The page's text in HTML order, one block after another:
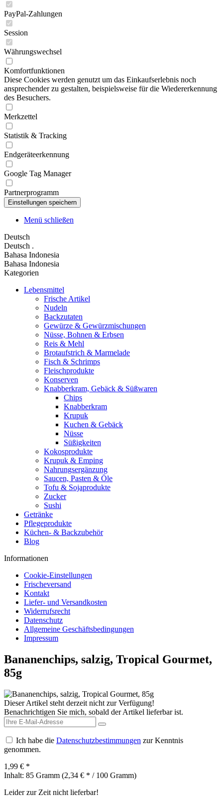
PayPal-Zahlungen
Session
Währungswechsel
Komfortfunktionen
Diese Cookies werden genutzt um das Einkaufserlebnis noch
ansprechender zu gestalten, beispielsweise für die Wiedererkennung
des Besuchers.
Merkzettel
Statistik & Tracking
Endgeräteerkennung
Google Tag Manager
Partnerprogramm
Menü schließen
Deutsch
Deutsch .
Bahasa Indonesia
Bahasa Indonesia
Kategorien
Lebensmittel
Frische Artikel
Nudeln
Backzutaten
Gewürze & Gewürzmischungen
Nüsse, Bohnen & Erbsen
Reis & Mehl
Brotaufstrich & Marmelade
Fisch & Schrimps
Fleischprodukte
Konserven
Knabberkram, Gebäck & Süßwaren
Chips
Knabberkram
Krupuk
Kuchen & Gebäck
Nüsse
Süßigkeiten
Kokosprodukte
Krupuk & Emping
Nahrungsergänzung
Saucen, Pasten & Öle
Tofu & Sojaprodukte
Zucker
Sushi
Getränke
Pflegeprodukte
Küchen- & Backzubehör
Blog
Informationen
Cookie-Einstellungen
Frischeversand
Kontakt
Liefer- und Versandkosten
Widerrufsrecht
Datenschutz
Allgemeine Geschäftsbedingungen
Impressum
Bananenchips, salzig, Tropical Gourmet,
85g
Dieser Artikel steht derzeit nicht zur Verfügung!
Benachrichtigen Sie mich, sobald der Artikel lieferbar ist.
Ich habe die Datenschutzbestimmungen zur Kenntnis
genommen.
1,99 € *
Inhalt: 85 Gramm (2,34 € * / 100 Gramm)
Leider zur Zeit nicht lieferbar!